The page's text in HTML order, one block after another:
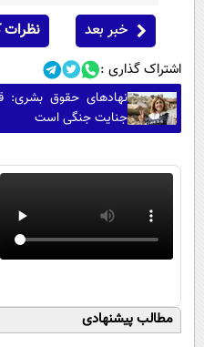
خبر بعد نظرات
اشتراک گذاری :
نهادهای حقوق بشری:
جنایت جنگی است
مطالب پیشنهادی